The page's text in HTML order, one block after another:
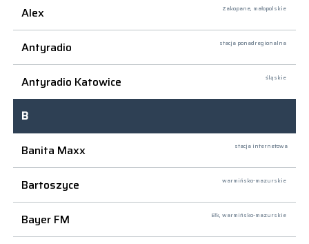
Alex Zakopane, małopolskie
Antyradio stacja ponadregionalna
Antyradio Katowice śląskie
B
Banita Maxx
stacja internetowa
Bartoszyce warmińsko-mazurskie
Bayer FM Ełk, warmińsko-mazurskie